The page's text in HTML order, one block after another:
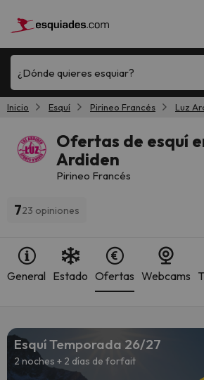
¿Dónde quieres esquiar?
Inicio Esquí Pirineo Francés Luz
Ofertas de esquí
Ardiden
Pirineo Francés
723 opiniones
General Estado Ofertas Webcams
Esquí Temporada 26/27
2 noches + 2 días de forfait